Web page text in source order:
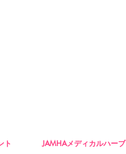
ト JAMHAメディカルハーブ